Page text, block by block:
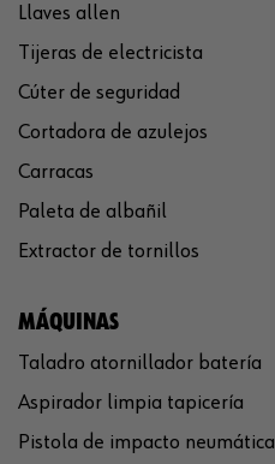
Llaves allen
Tijeras de electricista
Cúter de seguridad
Cortadora de azulejos
Carracas
Paleta de albañil
Extractor de tornillos
MÁQUINAS
Taladro atornillador batería
Aspirador limpia tapicería
Pistola de impacto neumática